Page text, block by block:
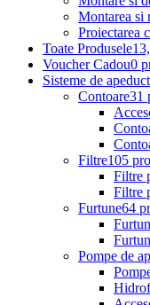
Montarea si
Proiectarea
Toate Produsele
Voucher Cadou0
Sisteme de apeduct
Contoare31
Filtre105
Filtre
Filtre
Furtune64
Pompe de